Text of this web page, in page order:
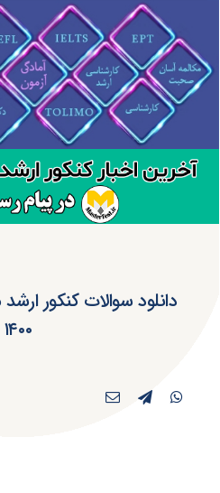
دانلود سوالات کنکور
۱۴۰۰